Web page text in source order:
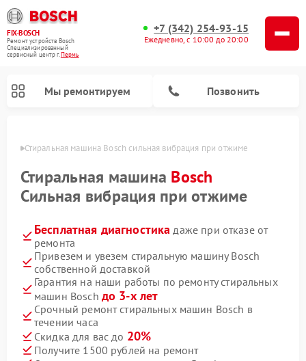
FIX-BOSCH
Ремонт устройств Bosch
Специализированный
cервисный центр г.Пермь
+7 (342) 254-93-15
Ежедневно, с 10:00 до 20:00
Мы ремонтируем Позвонить
Стиральная машина Bosch сильная вибрация при отжиме
Стиральная машина Bosch
Сильная вибрация при отжиме
Бесплатная диагностика даже при отказе от
ремонта
Привезем и увезем стиральную машину Bosch
собственной доставкой
Гарантия на наши работы по ремонту стиральных
машин Bosch до 3-х лет
Срочный ремонт стиральных машин Bosch в
течении часа
Скидка для вас до 20%
Получите 1500 рублей на ремонт